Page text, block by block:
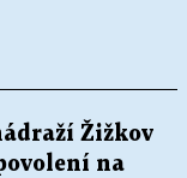
Žižkov
na